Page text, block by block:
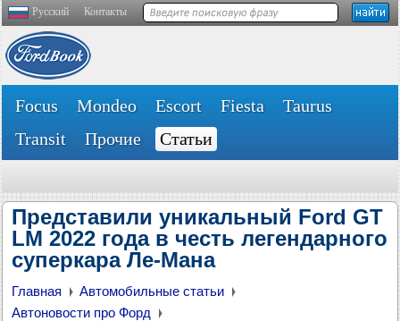
Русский Контакты
Focus Mondeo Escort Fiesta
Taurus
Transit
Прочие Статьи
Представили уникальный Ford GT
LM 2022 года в честь легендарного
суперкара Ле-Мана
Главная
Автомобильные статьи
Автоновости про Форд